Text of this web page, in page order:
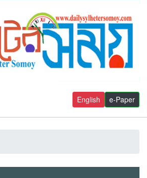
e-Paper
English